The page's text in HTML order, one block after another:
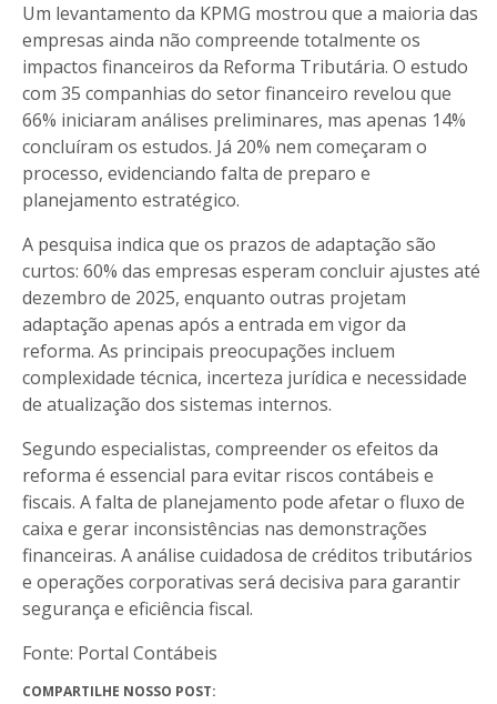
Um levantamento da KPMG mostrou que a maioria das
empresas ainda não compreende totalmente os
impactos financeiros da Reforma Tributária. O estudo
com 35 companhias do setor financeiro revelou que
66% iniciaram análises preliminares, mas apenas 14%
concluíram os estudos. Já 20% nem começaram o
processo, evidenciando falta de preparo e
planejamento estratégico.
A pesquisa indica que os prazos de adaptação são
curtos: 60% das empresas esperam concluir ajustes até
dezembro de 2025, enquanto outras projetam
adaptação apenas após a entrada em vigor da
reforma. As principais preocupações incluem
complexidade técnica, incerteza jurídica e necessidade
de atualização dos sistemas internos.
Segundo especialistas, compreender os efeitos da
reforma é essencial para evitar riscos contábeis e
fiscais. A falta de planejamento pode afetar o fluxo de
caixa e gerar inconsistências nas demonstrações
financeiras. A análise cuidadosa de créditos tributários
e operações corporativas será decisiva para garantir
segurança e eficiência fiscal.
Fonte: Portal Contábeis
COMPARTILHE NOSSO POST: